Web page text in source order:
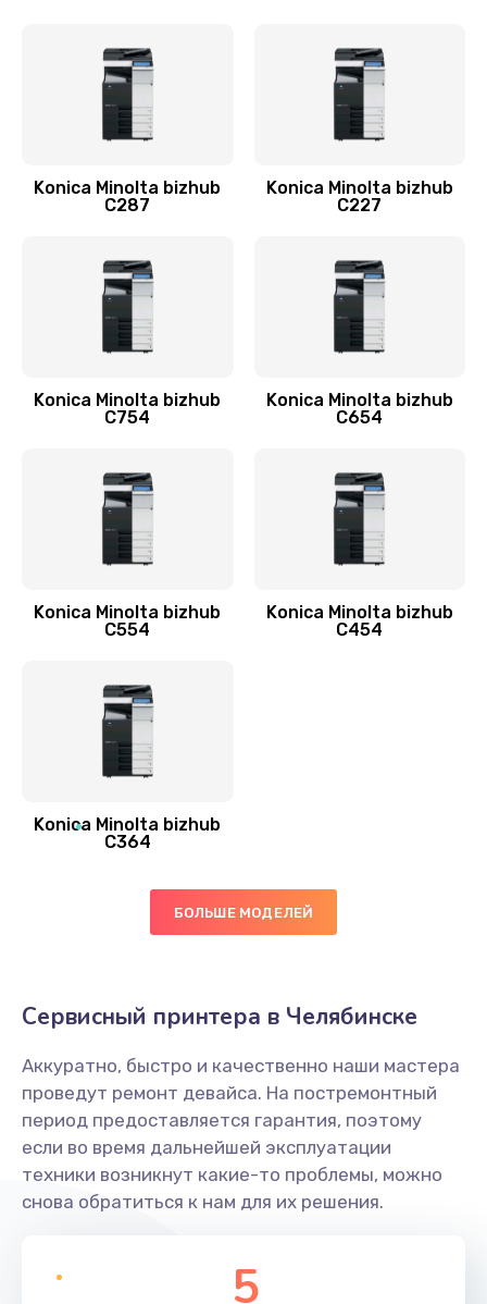
Konica Minolta bizhub
C287
Konica Minolta bizhub
C227
Konica Minolta bizhub
C754
Konica Minolta bizhub
C654
Konica Minolta bizhub
C554
Konica Minolta bizhub
C454
Konica Minolta bizhub
C364
БОЛЬШЕ МОДЕЛЕЙ
Сервисный принтера в Челябинске
Аккуратно, быстро и качественно наши мастера
проведут ремонт девайса. На постремонтный
период предоставляется гарантия, поэтому
если во время дальнейшей эксплуатации
техники возникнут какие-то проблемы, можно
снова обратиться к нам для их решения.
5